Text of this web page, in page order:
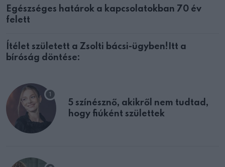
Egészséges határok a kapcsolatokban 70 év
felett
Ítélet született a Zsolti bácsi-ügyben!Itt a
bíróság döntése:
5 színésznő, akikről nem tudtad,
hogy fiúként születtek